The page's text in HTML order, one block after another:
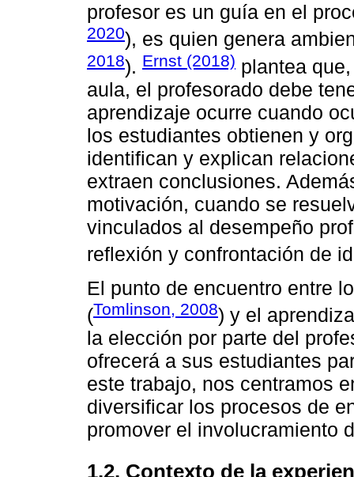
profesor es un guía en el
2020), es quien genera
2018). Ernst (2018) plantea
aula, el profesorado debe
aprendizaje ocurre cuando
los estudiantes obtienen y
identifican y explican
extraen conclusiones.
motivación, cuando se
vinculados al desempeño
reflexión y confrontación de
El punto de encuentro entre
(Tomlinson, 2008) y el
la elección por parte del
ofrecerá a sus estudiantes
este trabajo, nos centramos
diversificar los procesos de
promover el involucramiento
1.2. Contexto de la